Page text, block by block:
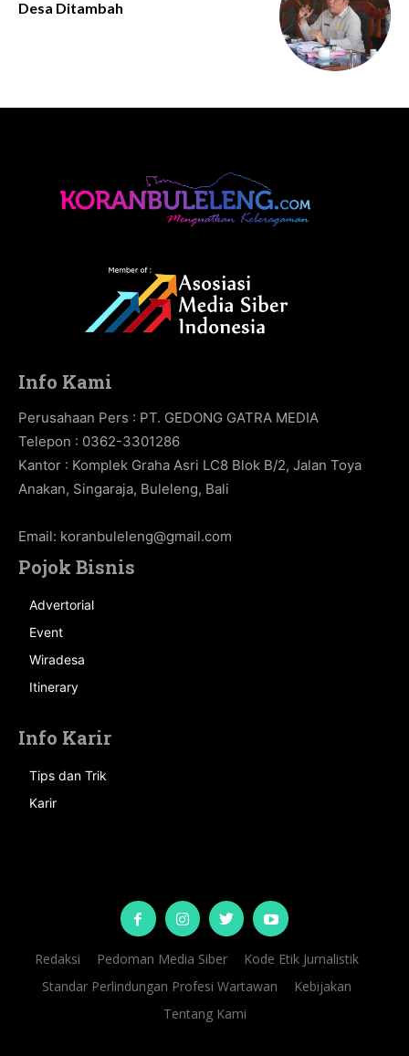
Desa Ditambah
Info Kami
Perusahaan Pers : PT. GEDONG GATRA MEDIA
Telepon : 0362-3301286
Kantor : Komplek Graha Asri LC8 Blok B/2, Jalan Toya
Anakan, Singaraja, Buleleng, Bali
Email: koranbuleleng@gmail.com
Pojok Bisnis
Advertorial
Event
Wiradesa
Itinerary
Info Karir
Tips dan Trik
Karir
Redaksi Pedoman Media Siber
Kode Etik Jurnalistik
Standar Perlindungan Profesi Wartawan
Kebijakan
Tentang Kami